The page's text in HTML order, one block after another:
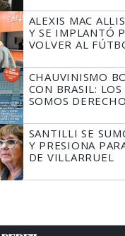
ALEXIS MAC
Y SE IMPLANTÓ
VOLVER AL
CHAUVINISMO
CON BRASIL:
SOMOS
SANTILLI SE
Y PRESIONA
DE VILLARRUEL